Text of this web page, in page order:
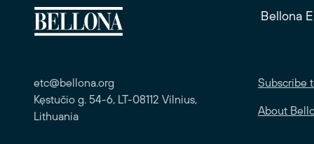
Bellona
etc@bellona.org
Kęstučio g. 54-6, LT-08112 Vilnius,
Lithuania
Subscribe
About